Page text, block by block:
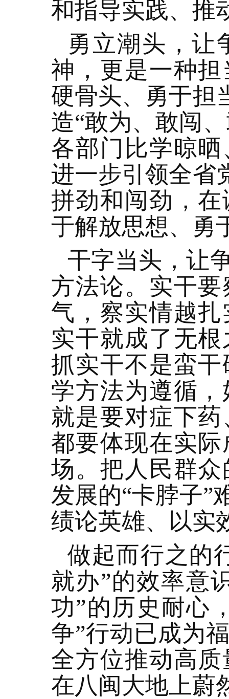
和指导实践、推
勇立潮头，让
神，更是一种
硬骨头、勇于担
造“敢为、敢闯
各部门比学晾
进一步引领全省
拼劲和闯劲，
于解放思想、勇
干字当头，让
方法论。实干
气，察实情越
实干就成了无
抓实干不是蛮
学方法为遵循
就是要对症下
都要体现在实
场。把人民群
发展的“卡脖子”
绩论英雄、以实
做起而行之的
就办”的效率意
功”的历史耐心
争”行动已成为
全方位推动高
在八闽大地上蔚